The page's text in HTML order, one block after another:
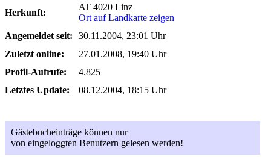
Herkunft:
AT 4020 Linz
Ort auf Landkarte zeigen
Angemeldet seit:
30.11.2004, 23:01 Uhr
Zuletzt online:
27.01.2008, 19:40 Uhr
Profil-Aufrufe:
4.825
Letztes Update:
08.12.2004, 18:15 Uhr
Gästebucheinträge können nur
von eingeloggten Benutzern gelesen werden!